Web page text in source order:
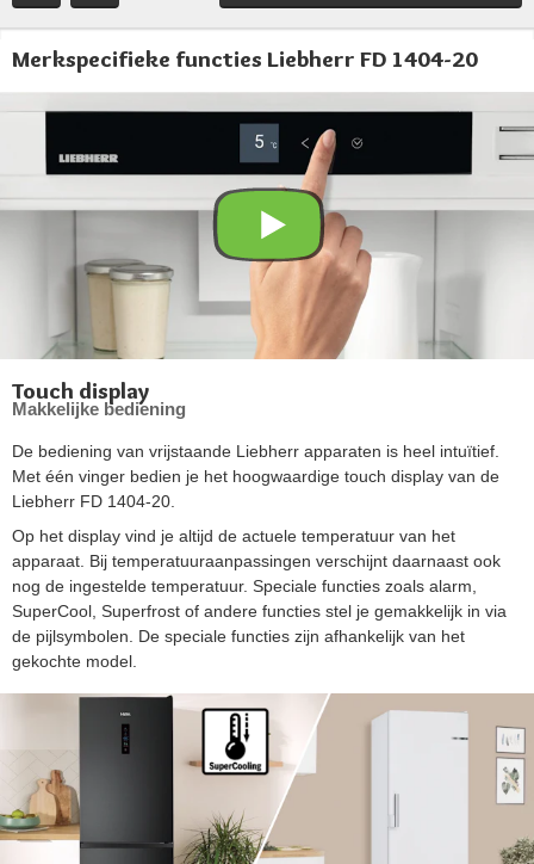
Merkspecifieke functies Liebherr FD 1404-20
Touch display
Makkelijke bediening
De bediening van vrijstaande Liebherr apparaten is heel intuïtief.
Met één vinger bedien je het hoogwaardige touch display van de
Liebherr FD 1404-20.
Op het display vind je altijd de actuele temperatuur van het
apparaat. Bij temperatuuraanpassingen verschijnt daarnaast ook
nog de ingestelde temperatuur. Speciale functies zoals alarm,
SuperCool, Superfrost of andere functies stel je gemakkelijk in via
de pijlsymbolen. De speciale functies zijn afhankelijk van het
gekochte model.